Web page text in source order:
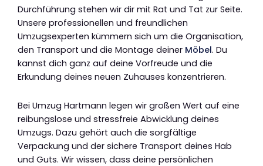
Durchführung stehen wir dir mit Rat und Tat zur Seite.
Unsere professionellen und freundlichen
Umzugsexperten kümmern sich um die Organisation,
den Transport und die Montage deiner Möbel. Du
kannst dich ganz auf deine Vorfreude und die
Erkundung deines neuen Zuhauses konzentrieren.
Bei Umzug Hartmann legen wir großen Wert auf eine
reibungslose und stressfreie Abwicklung deines
Umzugs. Dazu gehört auch die sorgfältige
Verpackung und der sichere Transport deines Hab
und Guts. Wir wissen, dass deine persönlichen